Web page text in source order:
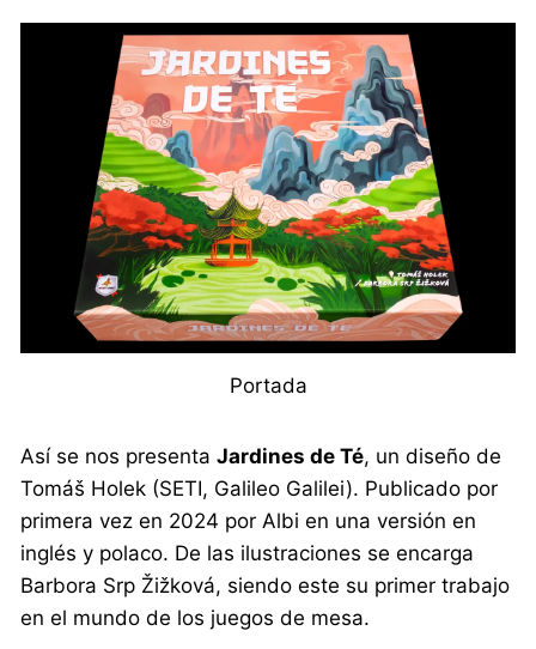
Portada
Así se nos presentaJardines de Té, un diseño de
Tomáš Holek (SETI, Galileo Galilei). Publicado por
primera vez en 2024 por Albi en una versión en
inglés y polaco. De las ilustraciones se encarga
Barbora Srp Žižková, siendo este su primer trabajo
en el mundo de los juegos de mesa.